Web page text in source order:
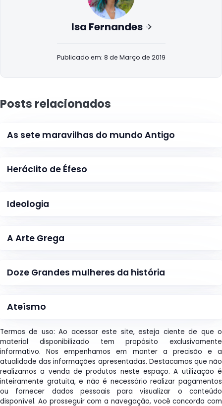
Isa Fernandes
Publicado em: 8 de Março de 2019
Posts relacionados
As sete maravilhas do mundo Antigo
Heráclito de Éfeso
Ideologia
A Arte Grega
Doze Grandes mulheres da história
Ateísmo
Termos de uso: Ao acessar este site, esteja ciente de que o
material disponibilizado tem propósito exclusivamente
informativo. Nos empenhamos em manter a precisão e a
atualidade das informações apresentadas. Destacamos que não
realizamos a venda de produtos neste espaço. A utilização é
inteiramente gratuita, e não é necessário realizar pagamentos
ou fornecer dados pessoais para visualizar o conteúdo
disponível. Ao prosseguir com a navegação, você concorda com